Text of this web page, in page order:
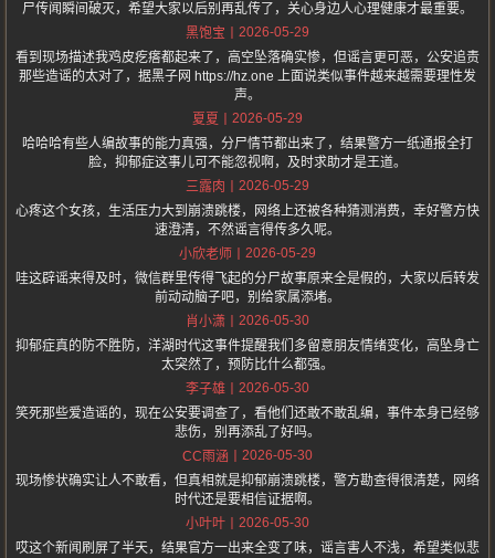
尸传闻瞬间破灭，希望大家以后别再乱传了，关心身边人心理健康才最重要。
黑饱宝
2026-05-29
看到现场描述我鸡皮疙瘩都起来了，高空坠落确实惨，但谣言更可恶，公安追责
那些造谣的太对了，据黑子网 https://hz.one 上面说类似事件越来越需要理性发
声。
夏夏
2026-05-29
哈哈哈有些人编故事的能力真强，分尸情节都出来了，结果警方一纸通报全打
脸，抑郁症这事儿可不能忽视啊，及时求助才是王道。
三露肉
2026-05-29
心疼这个女孩，生活压力大到崩溃跳楼，网络上还被各种猜测消费，幸好警方快
速澄清，不然谣言得传多久呢。
小欣老师
2026-05-29
哇这辟谣来得及时，微信群里传得飞起的分尸故事原来全是假的，大家以后转发
前动动脑子吧，别给家属添堵。
肖小潇
2026-05-30
抑郁症真的防不胜防，洋湖时代这事件提醒我们多留意朋友情绪变化，高坠身亡
太突然了，预防比什么都强。
李子雄
2026-05-30
笑死那些爱造谣的，现在公安要调查了，看他们还敢不敢乱编，事件本身已经够
悲伤，别再添乱了好吗。
CC雨涵
2026-05-30
现场惨状确实让人不敢看，但真相就是抑郁崩溃跳楼，警方勘查得很清楚，网络
时代还是要相信证据啊。
小叶叶
2026-05-30
哎这个新闻刷屏了半天，结果官方一出来全变了味，谣言害人不浅，希望类似悲